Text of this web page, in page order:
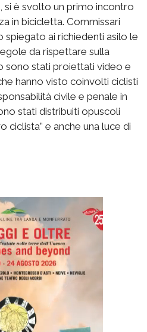
si è svolto un primo incontro
in bicicletta. Commissari
spiegato ai richiedenti asilo le
da rispettare sulla
sono stati proiettati video e
hanno visto coinvolti ciclisti
civile e penale in
stati distribuiti opuscoli
ciclista” e anche una luce di